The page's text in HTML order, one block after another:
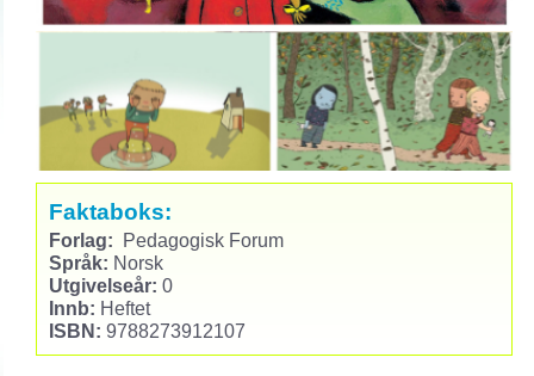
Faktaboks:
Forlag: Pedagogisk Forum
Språk: Norsk
Utgivelseår: 0
Innb: Heftet
ISBN: 9788273912107